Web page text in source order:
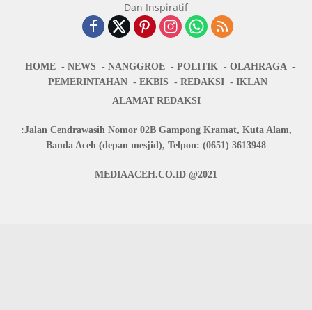
HOME NEWS NANGGROE POLITIK
OLAHRAGA
PEMERINTAHAN
EKBIS REDAKSI
IKLAN
ALAMAT REDAKSI
:Jalan Cendrawasih Nomor 02B Gampong Kramat, Kuta Alam,
Banda Aceh (depan mesjid), Telpon: (0651) 3613948
MEDIAACEH.CO.ID @2021